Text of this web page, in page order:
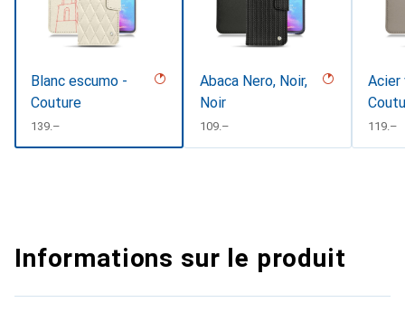
Blanc escumo -
Couture
CHF
139.–
Abaca Nero, Noir,
Noir
CHF
109.–
Acier
CHF
119.–
Informations sur le produit